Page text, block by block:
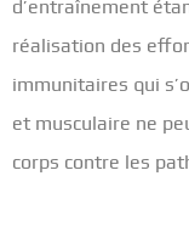
d’entraînement
réalisation des
immunitaires qui
et musculaire ne
corps contre les